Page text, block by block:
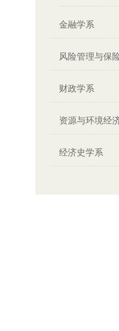
金融学系
风险管理与保
财政学系
资源与环境经
经济史学系